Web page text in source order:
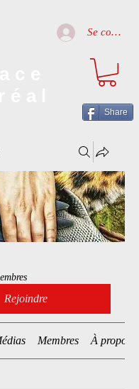
Se connecter
Share
Rejoindre
Membres À propos